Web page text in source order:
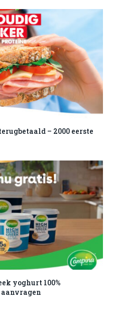
– 2000 eerste
yoghurt 100%
aanvragen